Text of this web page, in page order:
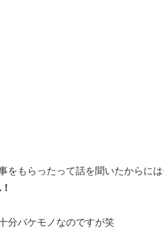
をもらったって話を聞いたからに
分バケモノなのですが笑